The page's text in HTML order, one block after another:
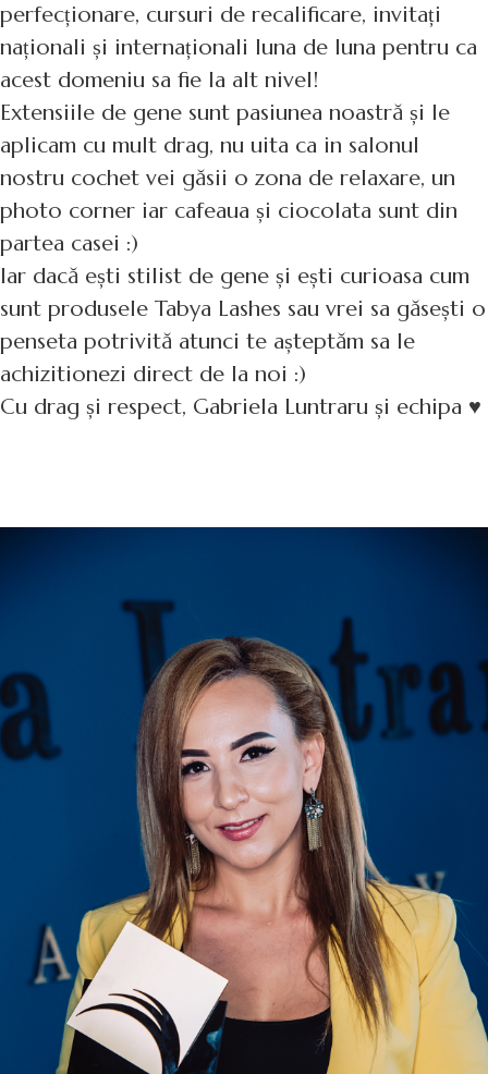
perfecționare, cursuri de recalificare, invitați
naționali și internaționali luna de luna pentru ca
acest domeniu sa fie la alt nivel!
Extensiile de gene sunt pasiunea noastră și le
aplicam cu mult drag, nu uita ca in salonul
nostru cochet vei găsii o zona de relaxare, un
photo corner iar cafeaua și ciocolata sunt din
partea casei :)
Iar dacă ești stilist de gene și ești curioasa cum
sunt produsele Tabya Lashes sau vrei sa găsești o
penseta potrivită atunci te așteptăm sa le
achizitionezi direct de la noi :)
Cu drag și respect, Gabriela Luntraru și echipa ♥️